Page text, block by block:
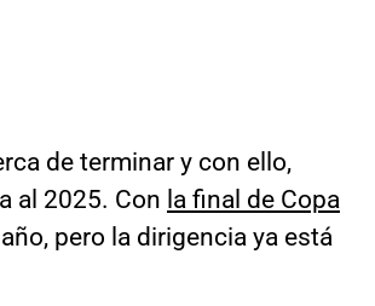
de terminar y con ello,
al 2025. Con la final de Copa
pero la dirigencia ya está